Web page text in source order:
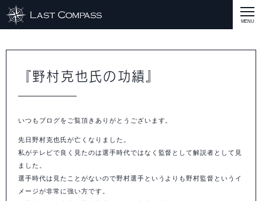
CASE
SERVICE MENU
SERVICE MENU
商品戦略
人材開発
評価制度
集客改善
コスト削減
買取再販
集客改善
営業戦略
STAFF BLOG
SEMINAR
すべての説明会情報
事業開発に関して
人材に関して
集客に関して
営業に関して
コストに関して
RECRUIT
『野村克也氏の功績』
いつもブログをご覧頂きありがとうございます。
先日野村克也氏が亡くなりました。
私がテレビで良く見たのは選手時代ではなく監督として解説者として見
ました。
選手時代は見たことがないので野村選手というよりも野村監督というイ
メージが非常に強い方です。